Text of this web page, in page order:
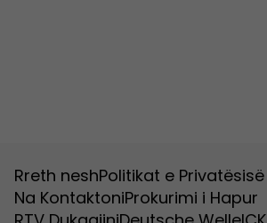
Rreth neshPolitikat e Privatësisë
Na KontaktoniProkurimi i Hapur